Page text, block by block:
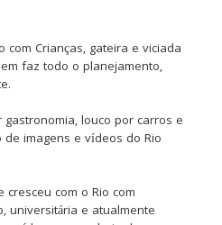
com Crianças, gateira e viciada
faz todo o planejamento,
louco por carros e
imagens e vídeos do Rio
com o Rio com
universitária e atualmente